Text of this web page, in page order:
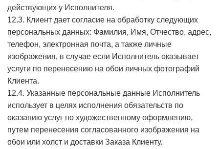
действующих у Исполнителя.
12.3. Клиент дает согласие на обработку следующих
персональных данных: Фамилия, Имя, Отчество, адрес,
телефон, электронная почта, а также личные
изображения, в случае если Исполнитель оказывает
услуги по перенесению на обои личных фотографий
Клиента.
12.4. Указанные персональные данные Исполнитель
использует в целях исполнения обязательств по
оказанию услуг по художественному оформлению,
путем перенесения согласованного изображения на
обои или холст и доставки Заказа Клиенту.